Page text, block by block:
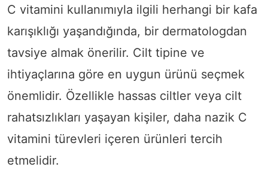
C vitamini kullanımıyla ilgili herhangi bir kafa
karışıklığı yaşandığında, bir dermatologdan
tavsiye almak önerilir. Cilt tipine ve
ihtiyaçlarına göre en uygun ürünü seçmek
önemlidir. Özellikle hassas ciltler veya cilt
rahatsızlıkları yaşayan kişiler, daha nazik C
vitamini türevleri içeren ürünleri tercih
etmelidir.